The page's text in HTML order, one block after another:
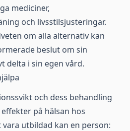
mediciner,
och livsstilsjusteringar.
om alla alternativ kan
beslut om sin
delta i sin egen vård.
och dess behandling
på hälsan hos
utbildad kan en person: